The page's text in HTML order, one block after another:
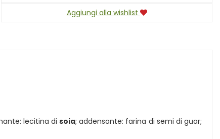
Aggiungi alla wishlist
lecitina disoia; addensante: farina di semi di guar;